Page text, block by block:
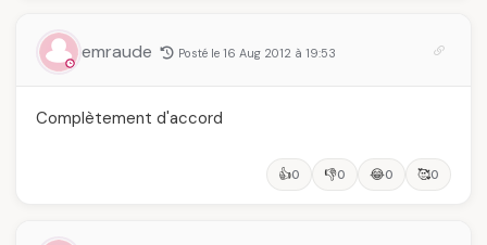
emraude Posté le 16 Aug 2012 à 19:53
Complètement d'accord
👍0 👎0 😂0 🥰0